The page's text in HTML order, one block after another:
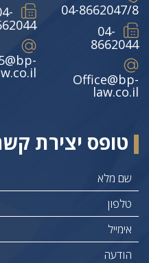
04-8662047/8
04-
8662044
Office@bp-
law.co.il
טופס יצירת